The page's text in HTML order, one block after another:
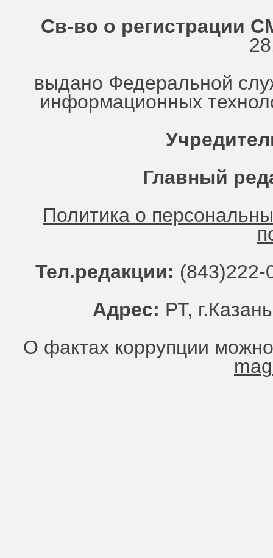
Св-во о регистрации
выдано Федеральной
информационных
Главный
Политика о
Тел.редакции:
Адрес: РТ,
О фактах коррупции